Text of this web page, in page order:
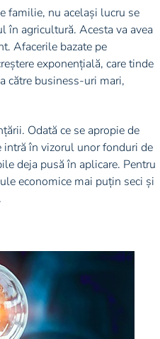
familie, nu același lucru se
în agricultură. Acesta va avea
Afacerile bazate pe
exponențială, care tinde
către business-uri mari,
Odată ce se apropie de
în vizorul unor fonduri de
deja pusă în aplicare. Pentru
economice mai puțin seci și